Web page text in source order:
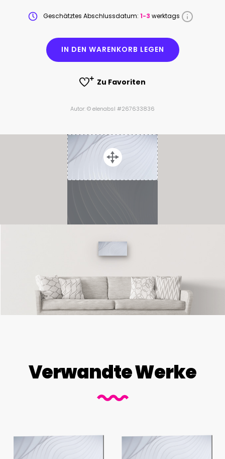
Geschätztes Abschlussdatum: 1-3 werktags
IN DEN WARENKORB LEGEN
Zu Favoriten
Autor: © elenabsl #267633836
Verwandte Werke